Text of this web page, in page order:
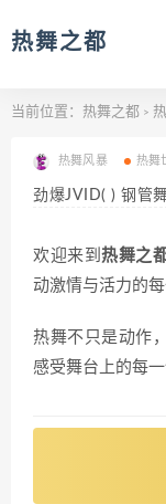
热舞之都
当前位置： 热舞之都 >
热舞风暴 热舞
劲爆JVID( ) 钢管
欢迎来到热舞之
动激情与活力的每
热舞不只是动作
感受舞台上的每一